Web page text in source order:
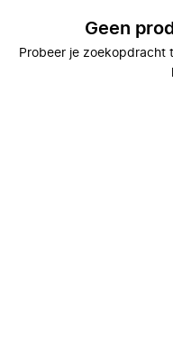
Geen
Probeer je zoekopdracht